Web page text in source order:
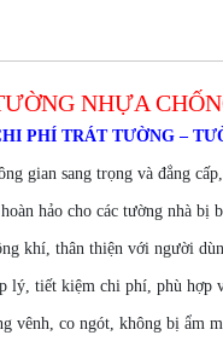
NHỰA
PHÍ TRÁT TƯỜNG –
gian sang trọng và đẳng
hảo cho các tường nhà bị
khí, thân thiện với người
lý, tiết kiệm chi phí, phù hợp
vênh, co ngót, không bị ẩm